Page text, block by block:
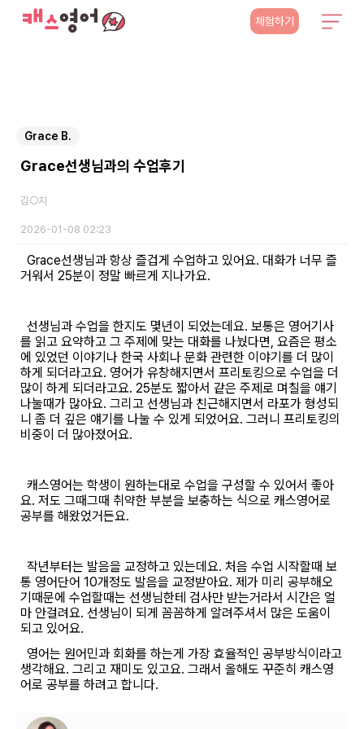
체험하기
Grace B.
Grace선생님과의 수업후기
김○지
2026-01-08 02:23
Grace선생님과 항상 즐겁게 수업하고 있어요. 대화가 너무 즐
거워서 25분이 정말 빠르게 지나가요.
선생님과 수업을 한지도 몇년이 되었는데요. 보통은 영어기사
를 읽고 요약하고 그 주제에 맞는 대화를 나눴다면, 요즘은 평소
에 있었던 이야기나 한국 사회나 문화 관련한 이야기를 더 많이
하게 되더라고요. 영어가 유창해지면서 프리토킹으로 수업을 더
많이 하게 되더라고요. 25분도 짧아서 같은 주제로 며칠을 얘기
나눌때가 많아요. 그리고 선생님과 친근해지면서 라포가 형성되
니 좀 더 깊은 얘기를 나눌 수 있게 되었어요. 그러니 프리토킹의
비중이 더 많아졌어요.
캐스영어는 학생이 원하는대로 수업을 구성할 수 있어서 좋아
요. 저도 그때그때 취약한 부분을 보충하는 식으로 캐스영어로
공부를 해왔었거든요.
작년부터는 발음을 교정하고 있는데요. 처음 수업 시작할때 보
통 영어단어 10개정도 발음을 교정받아요. 제가 미리 공부해오
기때문에 수업할때는 선생님한테 검사만 받는거라서 시간은 얼
마 안걸려요. 선생님이 되게 꼼꼼하게 알려주셔서 많은 도움이
되고 있어요.
영어는 원어민과 회화를 하는게 가장 효율적인 공부방식이라고
생각해요. 그리고 재미도 있고요. 그래서 올해도 꾸준히 캐스영
어로 공부를 하려고 합니다.